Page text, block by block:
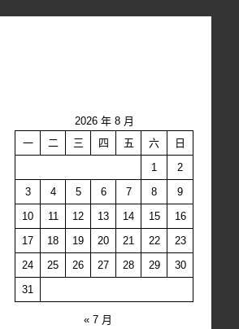
2026 年 8 月
一
二 三 四 五 六
日
1
2
3
4 5 6 7 8
9
10
11 12 13 14 15
16
17
18 19 20 21 22
23
24
25 26 27 28 29
30
31
« 7 月